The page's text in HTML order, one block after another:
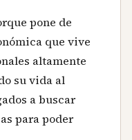
pone de
que vive
altamente
su vida al
a buscar
para poder